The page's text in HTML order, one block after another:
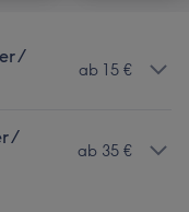
/
ab 15 €
/
ab 35 €